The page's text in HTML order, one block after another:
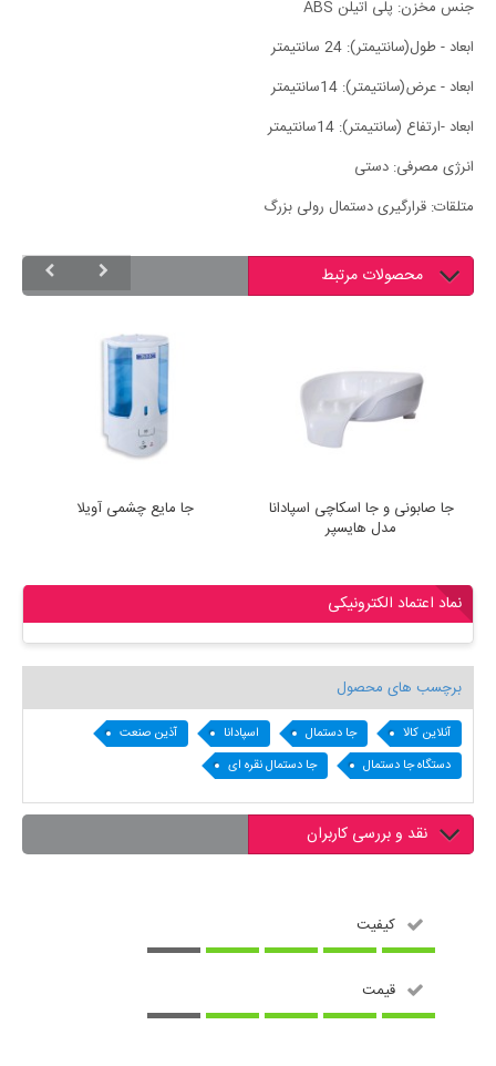
جنس مخزن: پلی اتیلن ABS
ابعاد - طول(سانتیمتر): 24 سانتیمتر
ابعاد - عرض(سانتیمتر): 14سانتیمتر
ابعاد -ارتفاع (سانتیمتر): 14سانتیمتر
انرژی مصرفی: دستی
متلقات: قرارگیری دستمال رولی بزرگ
محصولات مرتبط
جا مایع چشمی آویلا
جا صابونی و جا اسکاچی اسپادانا
مدل هایسپر
نماد اعتماد الکترونیکی
برچسب های محصول
آنلاین کالا جا دستمال اسپادانا
آذین صنعت
دستگاه جا دستمال
جا دستمال نقره ای
نقد و بررسی کاربران
کیفیت
قیمت